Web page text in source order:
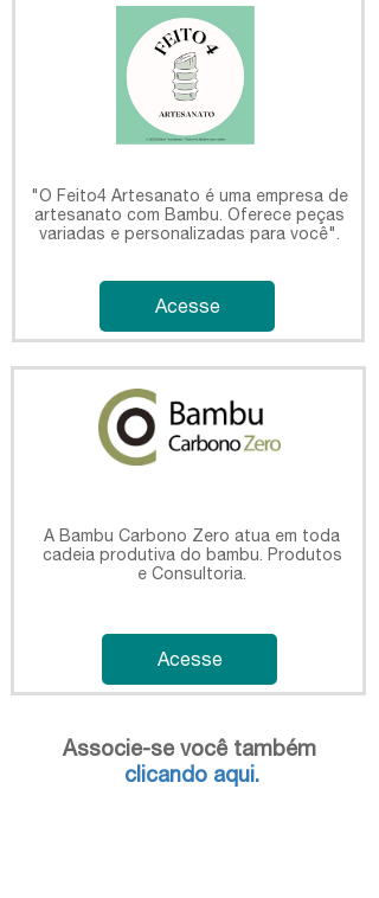
Associe-se você também ​​​​​​​
clicando aqui.
"O Feito4 Artesanato é uma empresa de
artesanato com Bambu. Oferece peças
variadas e personalizadas para você".
Acesse
Acesse
A Bambu Carbono Zero atua em toda
cadeia produtiva do bambu. Produtos
e Consultoria.